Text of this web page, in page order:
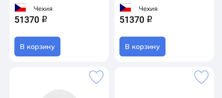
Чехия
51370 q
В корзину
Чехия
51370 q
В корзину